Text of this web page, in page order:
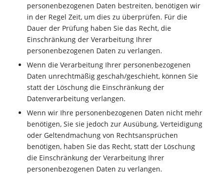
personenbezogenen Daten bestreiten, benötigen wir
in der Regel Zeit, um dies zu überprüfen. Für die
Dauer der Prüfung haben Sie das Recht, die
Einschränkung der Verarbeitung Ihrer
personenbezogenen Daten zu verlangen.
Wenn die Verarbeitung Ihrer personenbezogenen
Daten unrechtmäßig geschah/geschieht, können Sie
statt der Löschung die Einschränkung der
Datenverarbeitung verlangen.
Wenn wir Ihre personenbezogenen Daten nicht mehr
benötigen, Sie sie jedoch zur Ausübung, Verteidigung
oder Geltendmachung von Rechtsansprüchen
benötigen, haben Sie das Recht, statt der Löschung
die Einschränkung der Verarbeitung Ihrer
personenbezogenen Daten zu verlangen.